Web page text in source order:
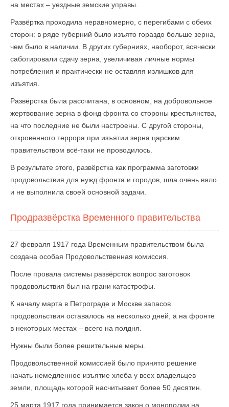
на местах – уездные земские управы.
Развёртка проходила неравномерно, с перегибами с обеих
сторон: в ряде губерний было изъято гораздо больше зерна,
чем было в наличии. В других губерниях, наоборот, всячески
саботировали сдачу зерна, увеличивая личные нормы
потребления и практически не оставляя излишков для
изъятия.
Развёрстка была рассчитана, в основном, на добровольное
жертвование зерна в фонд фронта со стороны крестьянства,
на что последние не были настроены. С другой стороны,
откровенного террора при изъятии зерна царским
правительством всё-таки не проводилось.
В результате этого, развёрстка как программа заготовки
продовольствия для нужд фронта и городов, шла очень вяло
и не выполнила своей основной задачи.
Продразвёрстка Временного правительства
27 февраля 1917 года Временным правительством была
создана особая Продовольственная комиссия.
После провала системы развёрсток вопрос заготовок
продовольствия был на грани катастрофы.
К началу марта в Петрограде и Москве запасов
продовольствия оставалось на несколько дней, а на фронте
в некоторых местах – всего на полдня.
Нужны были более решительные меры.
Продовольственной комиссией было принято решение
начать немедленное изъятие хлеба у всех владельцев
земли, площадь которой насчитывает более 50 десятин.
25 марта 1917 года принимается закон о монополии на